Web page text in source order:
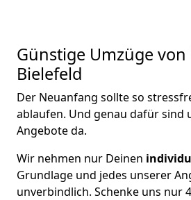
Günstige Umzüge von
Bielefeld
Der Neuanfang sollte so
ablaufen. Und genau dafür sind
Angebote da.
Wir nehmen nur Deinen
Grundlage und jedes unserer
unverbindlich. Schenke uns nur 4